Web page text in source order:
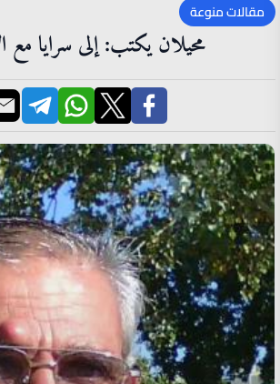
مقالات منوعة
محيلان يكتب: إلى سرايا مع